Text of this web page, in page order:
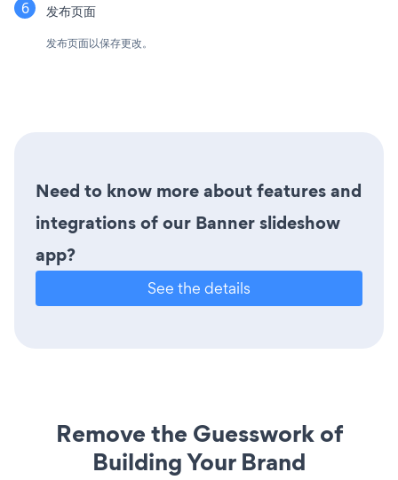
发布页面
发布页面以保存更改。
Need to know more about features and
integrations of our Banner slideshow
app?
See the details
Remove the Guesswork of
Building Your Brand